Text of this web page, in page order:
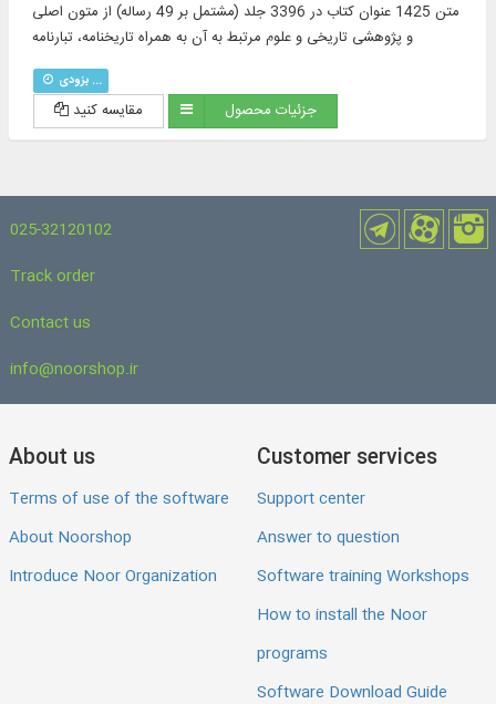
متن 1425 عنوان کتاب در 3396 جلد (مشتمل بر 49 رساله) از متون اصلی
و پژوهشی تاریخی و علوم مرتبط به آن به همراه تاریخنامه، تبارنامه
بزودی ...
مقایسه کنید جزئیات محصول
025-32120102
Track order
Contact us
info@noorshop.ir
About us
Terms of use of the software
About Noorshop
Introduce Noor Organization
Customer services
Support center
Answer to question
Software training Workshops
How to install the Noor
programs
Software Download Guide